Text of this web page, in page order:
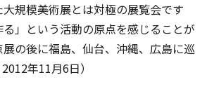
規模美術展とは対極の展覧会です
」という活動の原点を感じることが
の後に福島、仙台、沖縄、広島に巡
年11月6日）